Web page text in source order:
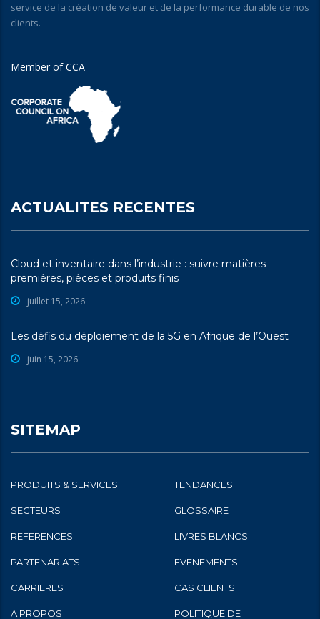
service de la création de valeur et de la performance durable de nos
clients.
Member of CCA
ACTUALITES RECENTES
Cloud et inventaire dans l’industrie : suivre matières
premières, pièces et produits finis
juillet 15, 2026
Les défis du déploiement de la 5G en Afrique de l’Ouest
juin 15, 2026
SITEMAP
PRODUITS & SERVICES TENDANCES
SECTEURS GLOSSAIRE
REFERENCES LIVRES BLANCS
PARTENARIATS EVENEMENTS
CARRIERES CAS CLIENTS
A PROPOS POLITIQUE DE